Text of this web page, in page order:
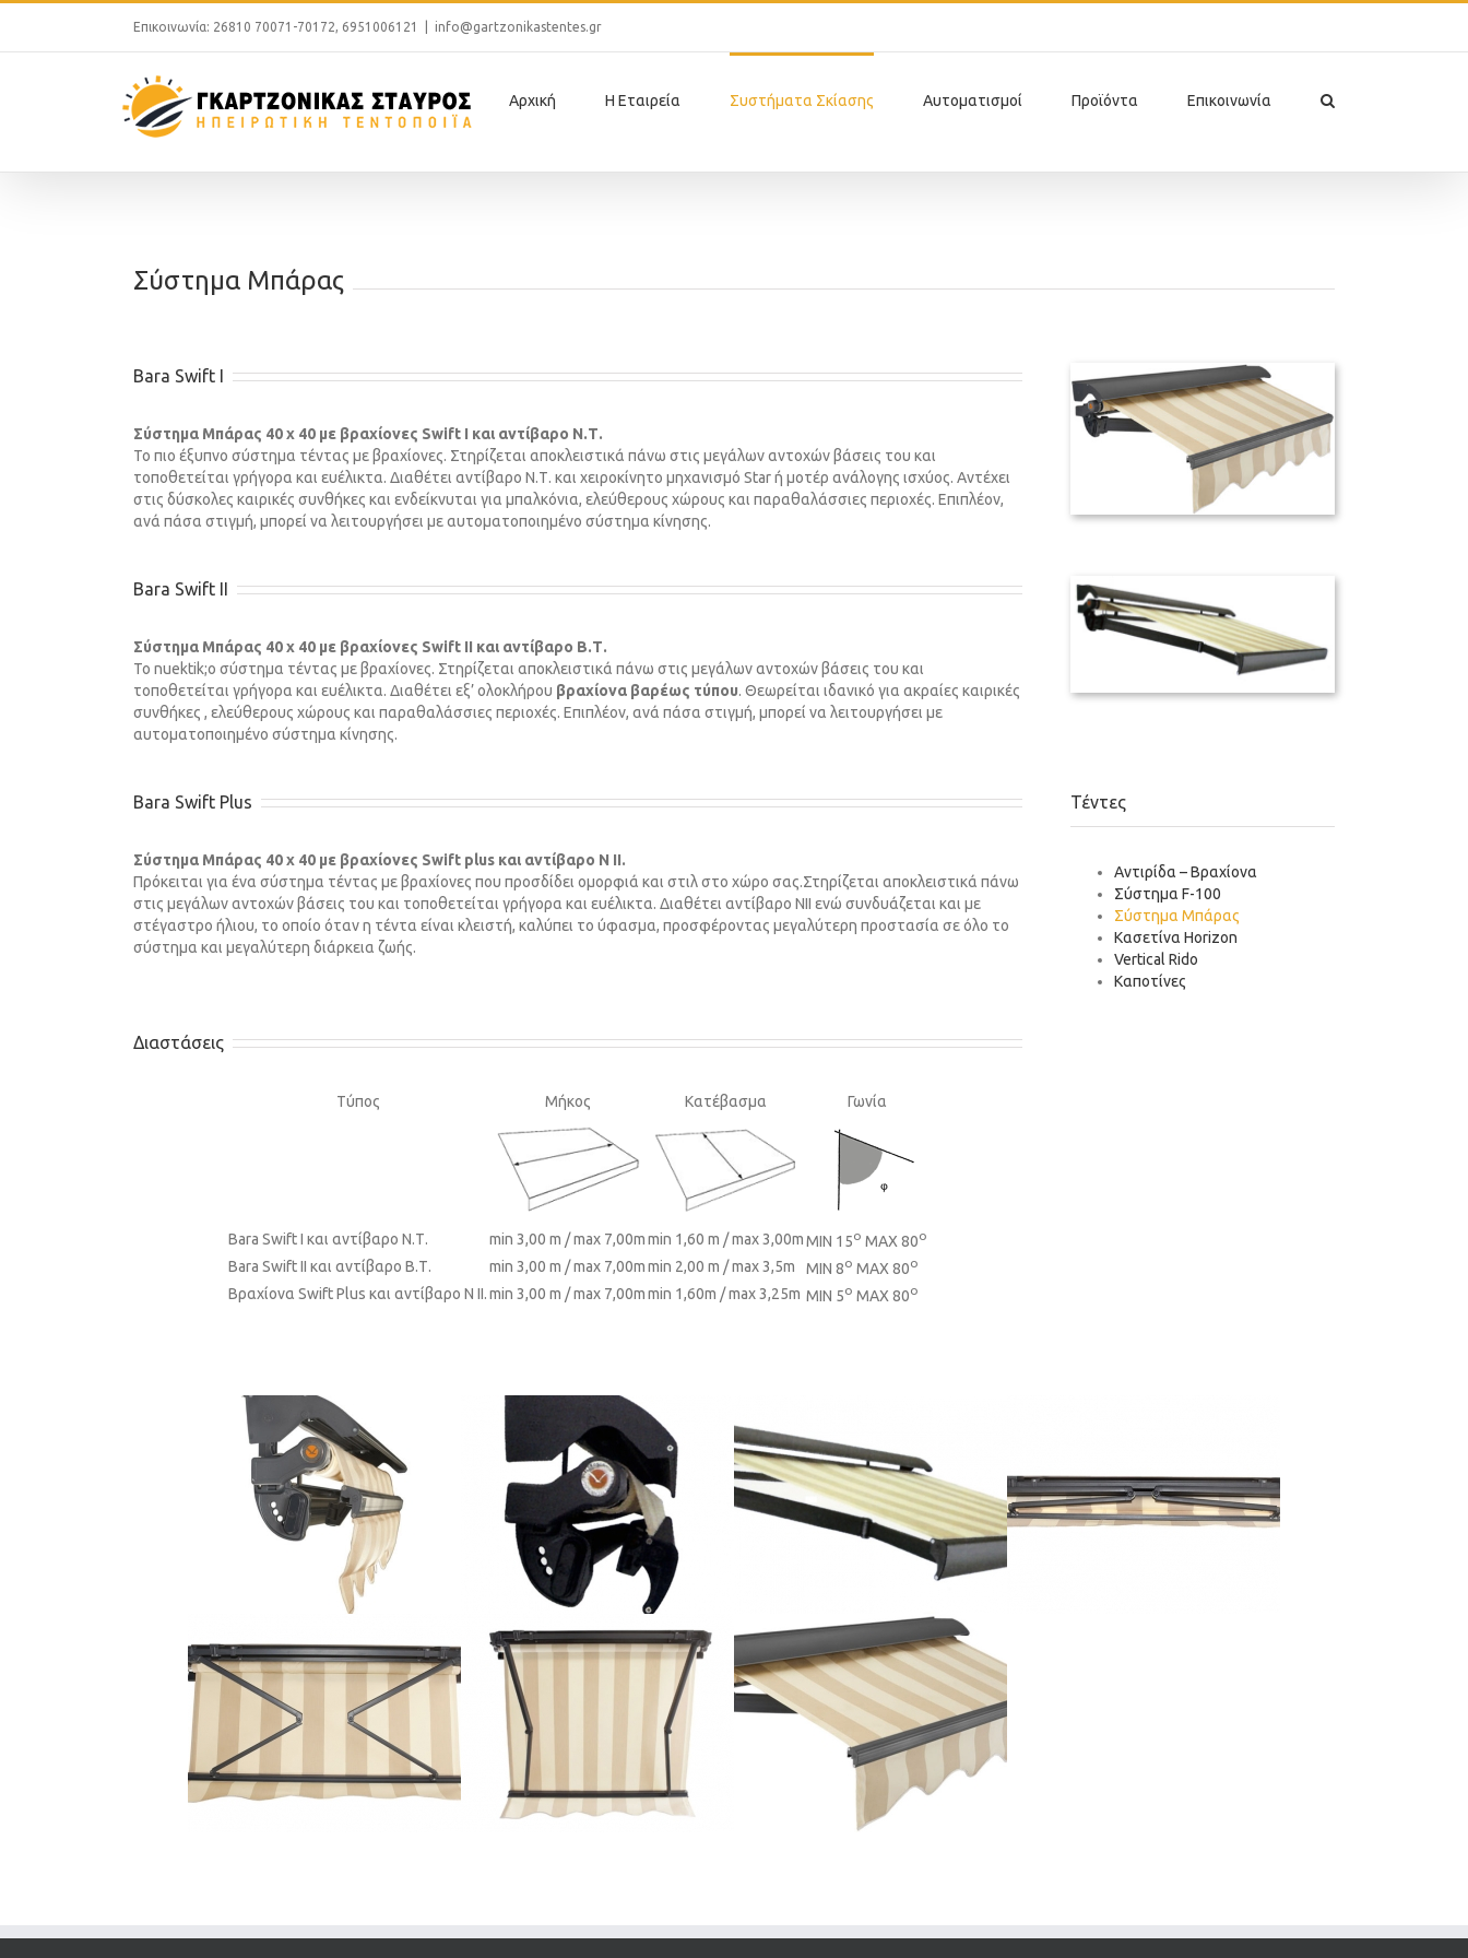
Επικοινωνία: 26810 70071-70172, 6951006121 info@gartzonikastentes.gr
Αρχική Η Εταιρεία Συστήματα Σκίασης Αυτοματισμοί Προϊόντα Επικοινωνία
Σύστημα Μπάρας
Bara Swift I
Σύστημα Μπάρας 40 x 40 με βραχίονες Swift I και αντίβαρο Ν.Τ.
Το πιο έξυπνο σύστημα τέντας με βραχίονες. Στηρίζεται αποκλειστικά πάνω στις μεγάλων αντο­χών βάσεις του και
τοποθετείται γρήγορα και ευέλικτα. Διαθέτει αντίβαρο Ν.Τ. και χειροκίνητο μηχανισμό Star ή μοτέρ ανάλογης ισχύος. Αντέχει
στις δύσκολες καιρικές συνθήκες και ενδεί­κνυται για μπαλκόνια, ελεύθερους χώρους και παραθαλάσσιες περιοχές. Επιπλέον,
ανά πάσα στιγμή, μπορεί να λειτουργήσει με αυτοματοποιημένο σύστημα κίνησης.
Bara Swift II
Σύστημα Μπάρας 40 x 40 με βραχίονες Swift II και αντίβαρο B.Τ.
Το nuektik;o σύστημα τέντας με βραχίονες. Στηρίζεται αποκλειστικά πάνω στις μεγάλων αντο­χών βάσεις του και
τοποθετείται γρήγορα και ευέλικτα. Διαθέτει εξ’ ολοκλήρου βραχίονα βαρέως τύπου. Θεωρείται ιδανικό για ακραίες καιρικές
συνθήκες , ελεύθερους χώρους και παραθαλάσσιες περιοχές. Επιπλέον, ανά πάσα στιγμή, μπορεί να λειτουργήσει με
αυτοματοποιημένο σύστημα κίνησης.
Bara Swift Plus
Σύστημα Μπάρας 40 x 40 με βραχίονες Swift plus και αντίβαρο Ν II.
Πρόκειται για ένα σύστημα τέντας με βραχίονες που προσδίδει ομορφιά και στιλ στο χώρο σας.Στηρίζεται αποκλειστικά πάνω
στις μεγάλων αντο­χών βάσεις του και τοποθετείται γρήγορα και ευέλικτα. Διαθέτει αντίβαρο ΝΙΙ ενώ συνδυάζεται και με
στέγαστρο ήλιου, το οποίο όταν η τέντα είναι κλειστή, καλύπει το ύφασμα, προσφέροντας μεγαλύτερη προστασία σε όλο το
σύστημα και μεγαλύτερη διάρκεια ζωής.
Τέντες
Αντιρίδα – Βραχίονα
Σύστημα F-100
Σύστημα Μπάρας
Κασετίνα Horizon
Vertical Rido
Καποτίνες
Διαστάσεις
Τύπος Μήκος Κατέβασμα Γωνία
Bara Swift I και αντίβαρο Ν.Τ. min 3,00 m / max 7,00mmin 1,60 m / max 3,00mΜΙΝ 15ο MAX 80o
Bara Swift II και αντίβαρο B.Τ. min 3,00 m / max 7,00mmin 2,00 m / max 3,5m ΜΙΝ 8ο MAX 80o
Βραχίονα Swift Plus και αντίβαρο Ν II.min 3,00 m / max 7,00mmin 1,60m / max 3,25m ΜΙΝ 5ο MAX 80o